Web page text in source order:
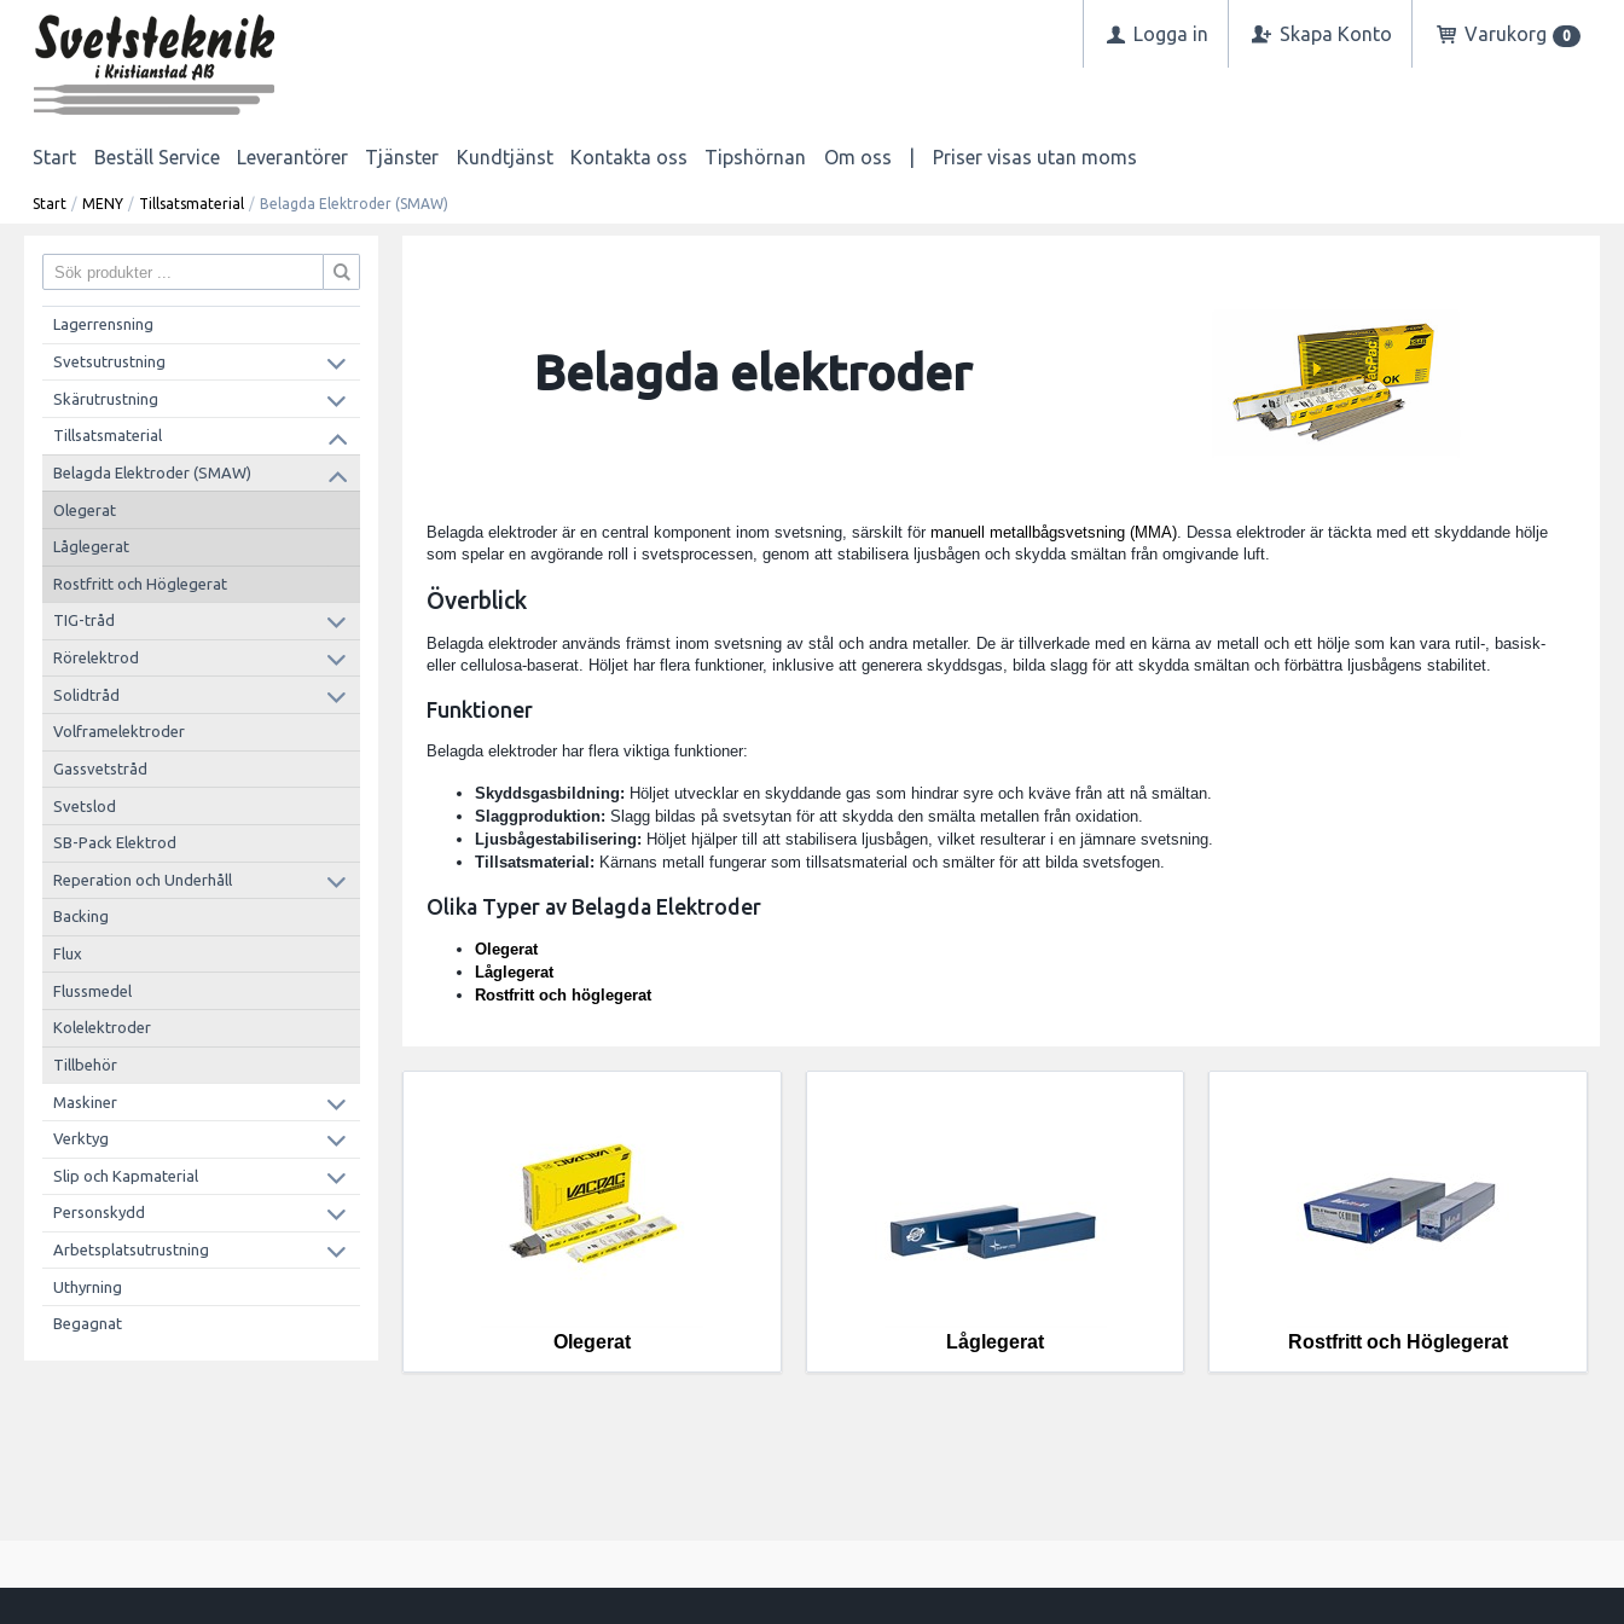
Logga in Skapa Konto Varukorg 0
Start Beställ Service Leverantörer Tjänster Kundtjänst Kontakta oss Tipshörnan Om oss Priser visas utan moms
Start / MENY / Tillsatsmaterial / Belagda Elektroder (SMAW)
Lagerrensning
Svetsutrustning
Skärutrustning
Tillsatsmaterial
Belagda Elektroder (SMAW)
Olegerat
Låglegerat
Rostfritt och Höglegerat
TIG-tråd
Rörelektrod
Solidtråd
Volframelektroder
Gassvetstråd
Svetslod
SB-Pack Elektrod
Reperation och Underhåll
Backing
Flux
Flussmedel
Kolelektroder
Tillbehör
Maskiner
Verktyg
Slip och Kapmaterial
Personskydd
Arbetsplatsutrustning
Uthyrning
Begagnat
Belagda elektroder
Belagda elektroder är en central komponent inom svetsning, särskilt förmanuell metallbågsvetsning (MMA) . Dessa elektroder är täckta med ett skyddande hölje
som spelar en avgörande roll i svetsprocessen, genom att stabilisera ljusbågen och skydda smältan från omgivande luft.
Överblick
Belagda elektroder används främst inom svetsning av stål och andra metaller. De är tillverkade med en kärna av metall och ett hölje som kan vara rutil-, basisk-
eller cellulosa-baserat. Höljet har flera funktioner, inklusive att generera skyddsgas, bilda slagg för att skydda smältan och förbättra ljusbågens stabilitet.
Funktioner
Belagda elektroder har flera viktiga funktioner:
Skyddsgasbildning: Höljet utvecklar en skyddande gas som hindrar syre och kväve från att nå smältan.
Slaggproduktion: Slagg bildas på svetsytan för att skydda den smälta metallen från oxidation.
Ljusbågestabilisering: Höljet hjälper till att stabilisera ljusbågen, vilket resulterar i en jämnare svetsning.
Tillsatsmaterial: Kärnans metall fungerar som tillsatsmaterial och smälter för att bilda svetsfogen.
Olika Typer av Belagda Elektroder
Olegerat
Låglegerat
Rostfritt och höglegerat
Olegerat Låglegerat Rostfritt och Höglegerat